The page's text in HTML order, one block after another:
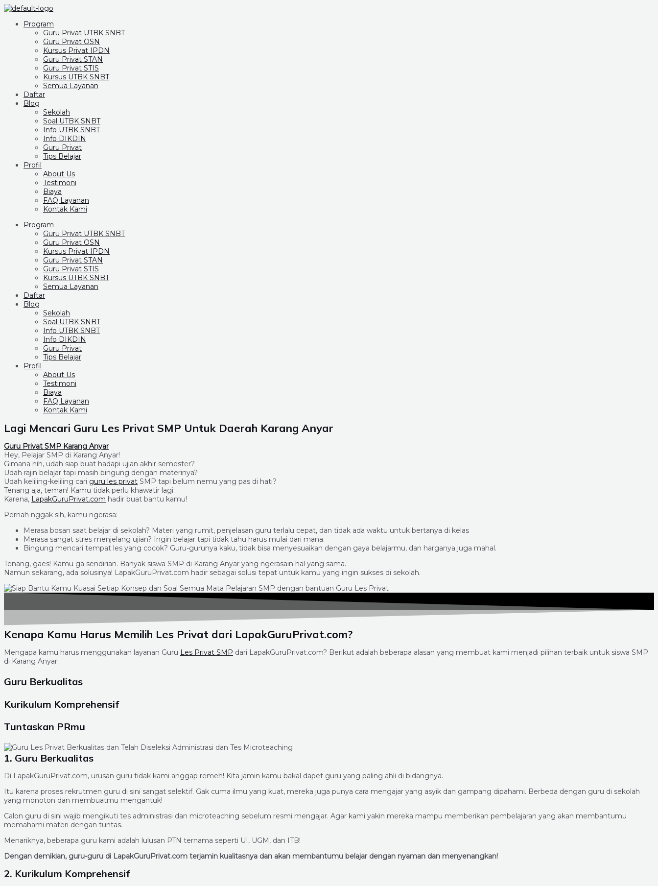
Program
Guru Privat UTBK SNBT
Guru Privat OSN
Kursus Privat IPDN
Guru Privat STAN
Guru Privat STIS
Kursus UTBK SNBT
Semua Layanan
Daftar
Blog
Sekolah
Soal UTBK SNBT
Info UTBK SNBT
Info DIKDIN
Guru Privat
Tips Belajar
Profil
About Us
Testimoni
Biaya
FAQ Layanan
Kontak Kami
Program
Guru Privat UTBK SNBT
Guru Privat OSN
Kursus Privat IPDN
Guru Privat STAN
Guru Privat STIS
Kursus UTBK SNBT
Semua Layanan
Daftar
Blog
Sekolah
Soal UTBK SNBT
Info UTBK SNBT
Info DIKDIN
Guru Privat
Tips Belajar
Profil
About Us
Testimoni
Biaya
FAQ Layanan
Kontak Kami
Lagi Mencari Guru Les Privat SMP Untuk Daerah Karang Anyar
Guru Privat SMP Karang Anyar
Hey, Pelajar SMP di Karang Anyar!
Gimana nih, udah siap buat hadapi ujian akhir semester?
Udah rajin belajar tapi masih bingung dengan materinya?
Udah keliling-keliling cari guru les privat SMP tapi belum nemu yang pas di hati?
Tenang aja, teman! Kamu tidak perlu khawatir lagi.
Karena, LapakGuruPrivat.com hadir buat bantu kamu!
Pernah nggak sih, kamu ngerasa:
Merasa bosan saat belajar di sekolah? Materi yang rumit, penjelasan guru terlalu cepat, dan tidak ada waktu untuk bertanya di kelas
Merasa sangat stres menjelang ujian? Ingin belajar tapi tidak tahu harus mulai dari mana.
Bingung mencari tempat les yang cocok? Guru-gurunya kaku, tidak bisa menyesuaikan dengan gaya belajarmu, dan harganya juga mahal.
Tenang, gaes! Kamu ga sendirian. Banyak siswa SMP di Karang Anyar yang ngerasain hal yang sama.
Namun sekarang, ada solusinya! LapakGuruPrivat.com hadir sebagai solusi tepat untuk kamu yang ingin sukses di sekolah.
Kenapa Kamu Harus Memilih Les Privat dari LapakGuruPrivat.com?
Mengapa kamu harus menggunakan layanan Guru Les Privat SMP dari LapakGuruPrivat.com? Berikut adalah beberapa alasan yang membuat kami menjadi pilihan terbaik untuk siswa SMP
di Karang Anyar:
Guru Berkualitas
Kurikulum Komprehensif
Tuntaskan PRmu
1. Guru Berkualitas
Di LapakGuruPrivat.com, urusan guru tidak kami anggap remeh! Kita jamin kamu bakal dapet guru yang paling ahli di bidangnya.
Itu karena proses rekrutmen guru di sini sangat selektif. Gak cuma ilmu yang kuat, mereka juga punya cara mengajar yang asyik dan gampang dipahami. Berbeda dengan guru di sekolah
yang monoton dan membuatmu mengantuk!
Calon guru di sini wajib mengikuti tes administrasi dan microteaching sebelum resmi mengajar. Agar kami yakin mereka mampu memberikan pembelajaran yang akan membantumu
memahami materi dengan tuntas.
Menariknya, beberapa guru kami adalah lulusan PTN ternama seperti UI, UGM, dan ITB!
Dengan demikian, guru-guru di LapakGuruPrivat.com terjamin kualitasnya dan akan membantumu belajar dengan nyaman dan menyenangkan!
2. Kurikulum Komprehensif